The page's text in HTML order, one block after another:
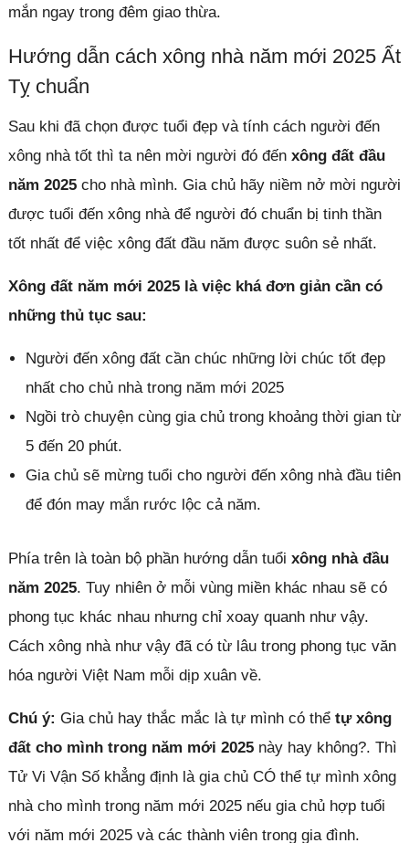
mắn ngay trong đêm giao thừa.
Hướng dẫn cách xông nhà năm mới 2025 Ất
Tỵ chuẩn
Sau khi đã chọn được tuổi đẹp và tính cách người đến
xông nhà tốt thì ta nên mời người đó đến xông đất đầu
năm 2025cho nhà mình. Gia chủ hãy niềm nở mời người
được tuổi đến xông nhà để người đó chuẩn bị tinh thần
tốt nhất để việc xông đất đầu năm được suôn sẻ nhất.
Xông đất năm mới 2025 là việc khá đơn giản cần có
những thủ tục sau:
Người đến xông đất cần chúc những lời chúc tốt đẹp
nhất cho chủ nhà trong năm mới 2025
Ngồi trò chuyện cùng gia chủ trong khoảng thời gian từ
5 đến 20 phút.
Gia chủ sẽ mừng tuổi cho người đến xông nhà đầu tiên
để đón may mắn rước lộc cả năm.
Phía trên là toàn bộ phần hướng dẫn tuổi xông nhà đầu
năm 2025. Tuy nhiên ở mỗi vùng miền khác nhau sẽ có
phong tục khác nhau nhưng chỉ xoay quanh như vậy.
Cách xông nhà như vậy đã có từ lâu trong phong tục văn
hóa người Việt Nam mỗi dịp xuân về.
Chú ý: Gia chủ hay thắc mắc là tự mình có thể tự xông
đất cho mình trong năm mới 2025này hay không?. Thì
Tử Vi Vận Số khẳng định là gia chủ CÓ thể tự mình xông
nhà cho mình trong năm mới 2025 nếu gia chủ hợp tuổi
với năm mới 2025 và các thành viên trong gia đình.